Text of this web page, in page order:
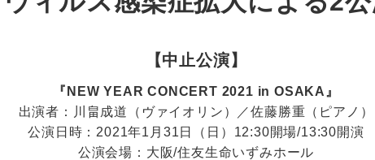
【中止公演】
『NEW YEAR CONCERT 2021 in OSAKA』
出演者：川畠成道（ヴァイオリン）／佐藤勝重（ピアノ）
公演日時：2021年1月31日（日）12:30開場/13:30開演
公演会場：大阪/住友生命いずみホール